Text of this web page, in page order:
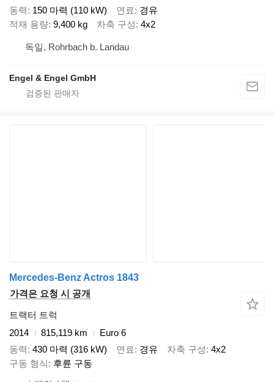
동력
150 마력 (110 kW) 연료
경유
적재 용량 9,400 kg 차축 구성 4x2
독일, Rohrbach b. Landau
Engel & Engel GmbH
Mercedes-Benz Actros 1843
가격은 요청 시 공개
트랙터 트럭
2014
815,119 km
Euro 6
동력 430 마력 (316 kW) 연료 경유 차축 구성 4x2
구동 형식
후륜 구동